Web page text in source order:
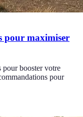
pour maximiser
pour booster votre
pour